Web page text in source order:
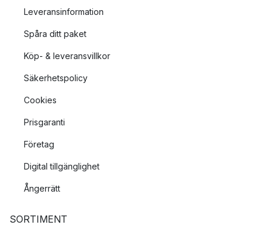
Leveransinformation
Spåra ditt paket
Köp- & leveransvillkor
Säkerhetspolicy
Cookies
Prisgaranti
Företag
Digital tillgänglighet
Ångerrätt
SORTIMENT